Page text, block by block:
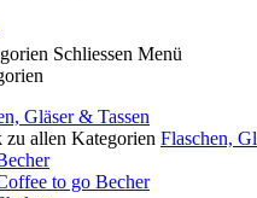
Schliessen Menü
Gläser & Tassen
zu allen Kategorien Flaschen,
to go Becher